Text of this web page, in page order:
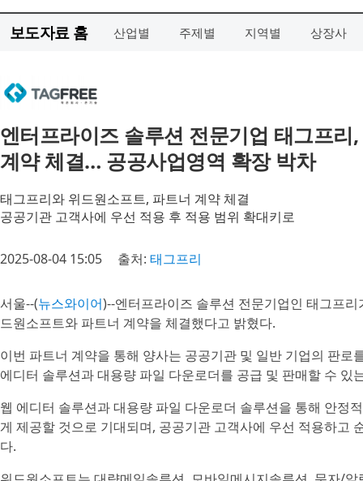
보도자료 홈 산업별 주제별 지역별 상장사
엔터프라이즈 솔루션 전문기업 태그프
계약 체결… 공공사업영역 확장 박차
태그프리와 위드원소프트, 파트너 계약 체결
공공기관 고객사에 우선 적용 후 적용 범위 확대키로
2025-08-04 15:05 출처: 태그프리
서울--(뉴스와이어)--엔터프라이즈 솔루션 전문기업인 태그프
드원소프트와 파트너 계약을 체결했다고 밝혔다.
이번 파트너 계약을 통해 양사는 공공기관 및 일반 기업의 판로
에디터 솔루션과 대용량 파일 다운로더를 공급 및 판매할 수 있
웹 에디터 솔루션과 대용량 파일 다운로더 솔루션을 통해 안정
게 제공할 것으로 기대되며, 공공기관 고객사에 우선 적용하고
다.